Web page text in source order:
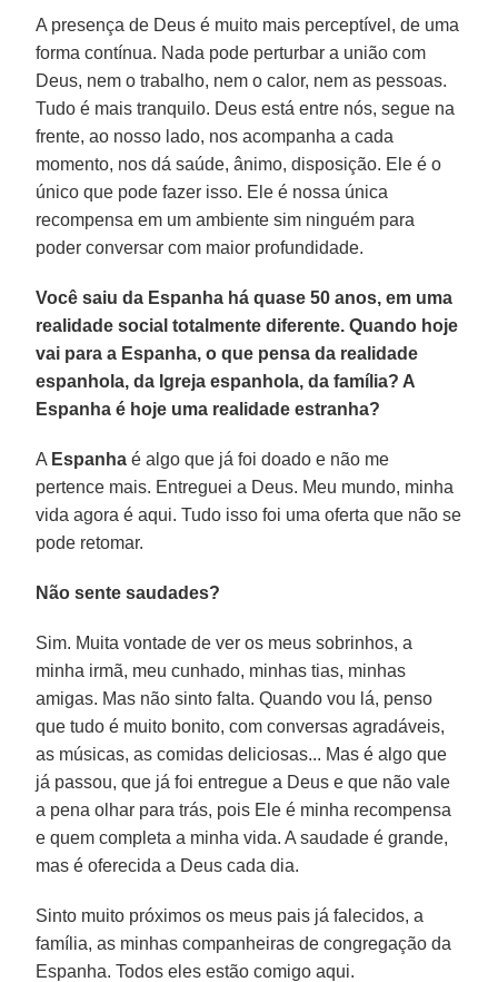
A presença de Deus é muito mais perceptível, de uma
forma contínua. Nada pode perturbar a união com
Deus, nem o trabalho, nem o calor, nem as pessoas.
Tudo é mais tranquilo. Deus está entre nós, segue na
frente, ao nosso lado, nos acompanha a cada
momento, nos dá saúde, ânimo, disposição. Ele é o
único que pode fazer isso. Ele é nossa única
recompensa em um ambiente sim ninguém para
poder conversar com maior profundidade.
Você saiu da Espanha há quase 50 anos, em uma
realidade social totalmente diferente. Quando hoje
vai para a Espanha, o que pensa da realidade
espanhola, da Igreja espanhola, da família? A
Espanha é hoje uma realidade estranha?
A Espanha é algo que já foi doado e não me
pertence mais. Entreguei a Deus. Meu mundo, minha
vida agora é aqui. Tudo isso foi uma oferta que não se
pode retomar.
Não sente saudades?
Sim. Muita vontade de ver os meus sobrinhos, a
minha irmã, meu cunhado, minhas tias, minhas
amigas. Mas não sinto falta. Quando vou lá, penso
que tudo é muito bonito, com conversas agradáveis,
as músicas, as comidas deliciosas... Mas é algo que
já passou, que já foi entregue a Deus e que não vale
a pena olhar para trás, pois Ele é minha recompensa
e quem completa a minha vida. A saudade é grande,
mas é oferecida a Deus cada dia.
Sinto muito próximos os meus pais já falecidos, a
família, as minhas companheiras de congregação da
Espanha. Todos eles estão comigo aqui.